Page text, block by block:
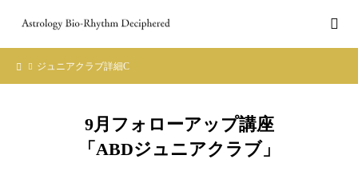
ジュニアクラブ詳細C
9月フォローアップ講座
「ABDジュニアクラブ」